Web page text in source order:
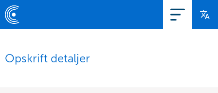
Opskrift detaljer